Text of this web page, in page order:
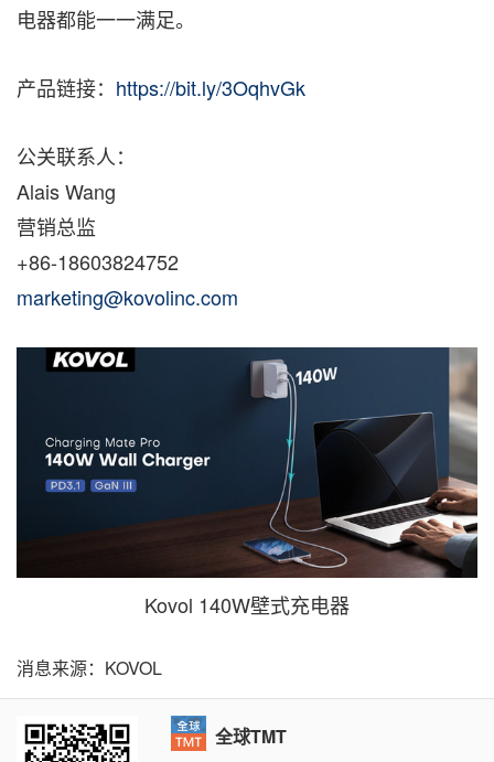
电器都能一一满足。
产品链接： https://bit.ly/3OqhvGk
公关联系人：
Alais Wang
营销总监
+86-18603824752
marketing@kovolinc.com
Kovol 140W壁式充电器
消息来源：KOVOL
全球TMT